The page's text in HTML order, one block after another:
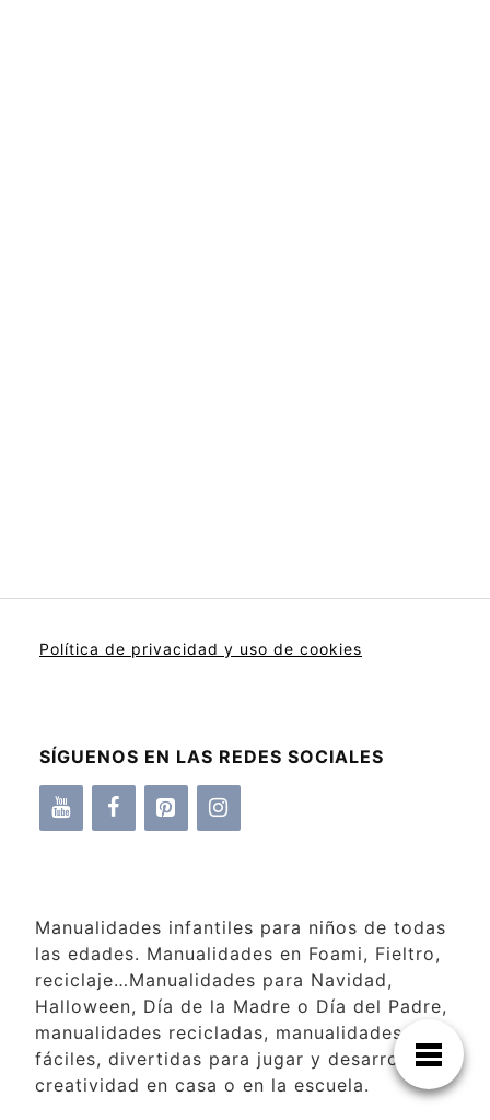
Política de privacidad y uso de cookies
SÍGUENOS EN LAS REDES SOCIALES
Manualidades infantiles para niños de todas
las edades. Manualidades en Foami, Fieltro,
reciclaje…Manualidades para Navidad,
Halloween, Día de la Madre o Día del Padre,
manualidades recicladas, manualidades
fáciles, divertidas para jugar y desarrollar la
creatividad en casa o en la escuela.